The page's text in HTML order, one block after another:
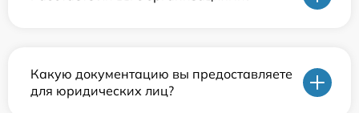
Какую документацию вы предоставляете
для юридических лиц?